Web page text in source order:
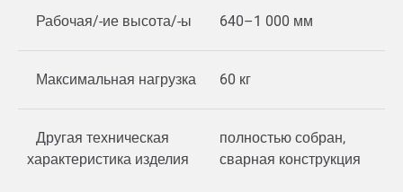
Рабочая/-ие высота/-ы 640–1 000 мм
Максимальная нагрузка 60 кг
Другая техническая
характеристика изделия
полностью собран,
сварная конструкция